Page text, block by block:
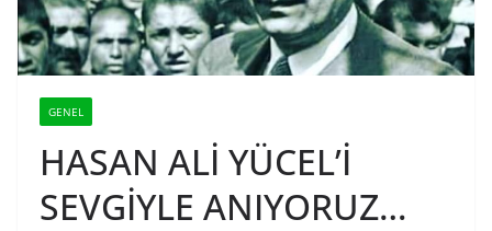
GENEL
HASAN ALİ YÜCEL’İ
SEVGİYLE ANIYORUZ…